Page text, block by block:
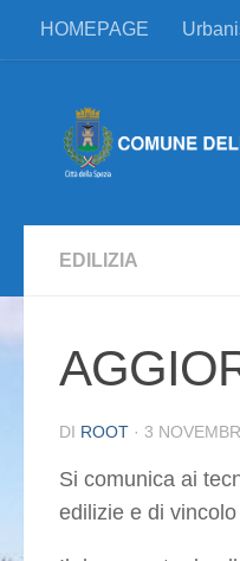
Salta al contenuto
HOMEPAGE
EDILIZIA
DI ROOT · 3
Si comunica ai
edilizie e di